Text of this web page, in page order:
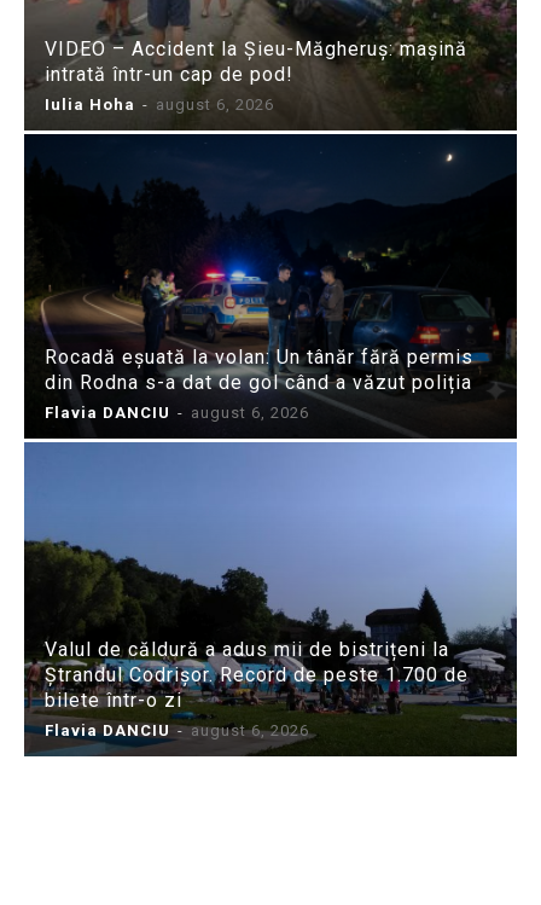
VIDEO – Accident la Șieu-Măgheruș: mașină
intrată într-un cap de pod!
Iulia Hoha - august 6, 2026
Rocadă eșuată la volan: Un tânăr fără permis
din Rodna s-a dat de gol când a văzut poliția
Flavia DANCIU - august 6, 2026
Valul de căldură a adus mii de bistrițeni la
Ștrandul Codrișor. Record de peste 1.700 de
bilete într-o zi
Flavia DANCIU - august 6, 2026